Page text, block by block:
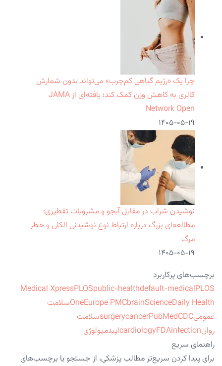
چرا یک «رژیم گیاهی کم‌چرب» می‌تواند بدون شمارش
کالری به کاهش وزن کمک کند؛ یافته‌ای از JAMA
Network Open
۱۴۰۵-۰۵-۱۹
نوشیدن شراب در مقابل آبجو و مشروبات تقطیری:
مطالعه‌ای بزرگ درباره ارتباط نوع نوشیدنی الکلی و خطر
مرگ
۱۴۰۵-۰۵-۱۹
برچسب‌های پرکاربرد
Medical XpressPLOSpublic-healthdefault-medicalPLOS
OneEurope PMCbrainScienceDaily Health
سلامت
عمومی
surgerycancerPubMedCDC
سلامت
روان
cardiologyFDAinfection
اپیدمیولوژی
راهنمای سریع
برای پیدا کردن سریع‌تر مطالب پزشکی، از جستجو یا برچسب‌های